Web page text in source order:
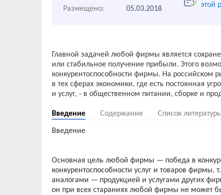
этой
Размещено: 05.03.2018
Главной задачей любой фирмы является
или стабильное получение прибыли. Этого
конкурентоспособности фирмы. На российском
в тех сферах экономики, где есть постоянная
Введение Содержание Список
Введение
Основная цель любой фирмы — победа в
конкурентоспособности услуг и товаров фирмы,
аналогами — продукцией и услугами других
он при всех стараниях любой фирмы не может